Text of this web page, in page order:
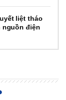
liệt tháo
nguồn điện